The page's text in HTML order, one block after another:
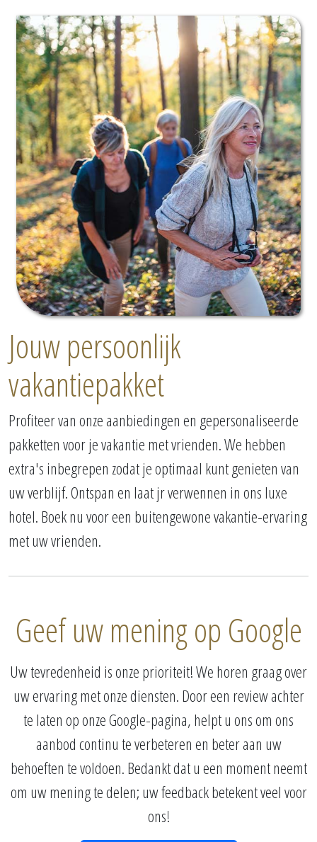
Jouw persoonlijk
vakantiepakket
Profiteer van onze aanbiedingen en gepersonaliseerde
pakketten voor je vakantie met vrienden. We hebben
extra's inbegrepen zodat je optimaal kunt genieten van
uw verblijf. Ontspan en laat jr verwennen in ons luxe
hotel. Boek nu voor een buitengewone vakantie-ervaring
met uw vrienden.
Geef uw mening op Google
Uw tevredenheid is onze prioriteit! We horen graag over
uw ervaring met onze diensten. Door een review achter
te laten op onze Google-pagina, helpt u ons om ons
aanbod continu te verbeteren en beter aan uw
behoeften te voldoen. Bedankt dat u een moment neemt
om uw mening te delen; uw feedback betekent veel voor
ons!